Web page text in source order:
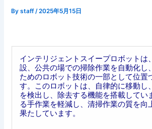
Bystaff /2025年5月15日
インテリジェントスイープロボットは
設、公共の場での掃除作業を自動化し
ためのロボット技術の一部として位置
す。このロボットは、自律的に移動し
を検出し、除去する機能を搭載してい
る手作業を軽減し、清掃作業の質を向
果たしています。